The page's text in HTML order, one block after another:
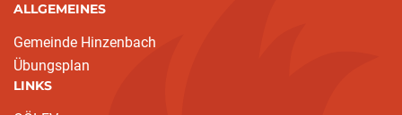
ALLGEMEINES
Gemeinde Hinzenbach
Übungsplan
LINKS